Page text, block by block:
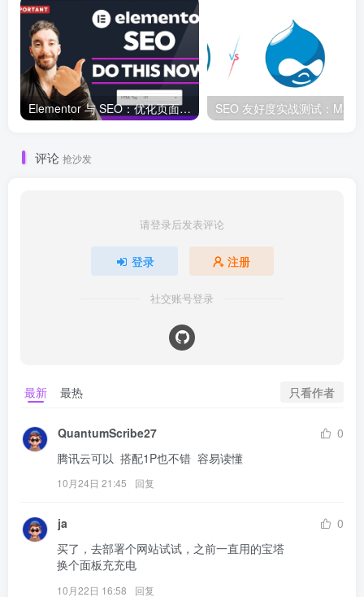
Elementor 与 SEO：优化页面结构和加载速度的最佳实践
评论 抢沙发
请登录后发表评论
登录 注册
社交账号登录
最新 最热 只看作者
QuantumScribe27
0
腾讯云可以  搭配1P也不错  容易读懂
10月24日 21:45 回复
ja
0
买了，去部署个网站试试，之前一直用的宝塔
换个面板充充电
10月22日 16:58 回复